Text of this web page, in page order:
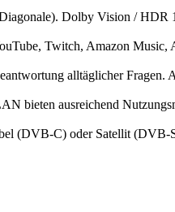
Dolby Vision / HDR
Twitch, Amazon Music,
alltäglicher Fragen.
bieten ausreichend
(DVB-C) oder Satellit (DVB-